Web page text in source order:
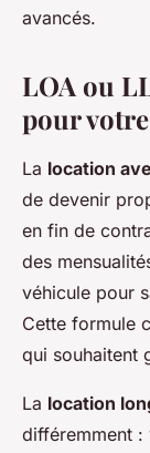
avancés.
LOA ou
pour
La location
de devenir
en fin de
des
véhicule pour
Cette formule
qui souhaitent
La location
différemment :